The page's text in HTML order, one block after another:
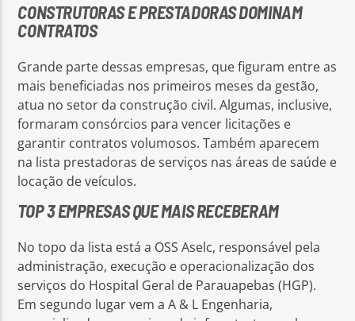
CONSTRUTORAS E PRESTADORAS DOMINAM
CONTRATOS
Grande parte dessas empresas, que figuram entre as
mais beneficiadas nos primeiros meses da gestão,
atua no setor da construção civil. Algumas, inclusive,
formaram consórcios para vencer licitações e
garantir contratos volumosos. Também aparecem
na lista prestadoras de serviços nas áreas de saúde e
locação de veículos.
TOP 3 EMPRESAS QUE MAIS RECEBERAM
No topo da lista está a OSS Aselc, responsável pela
administração, execução e operacionalização dos
serviços do Hospital Geral de Parauapebas (HGP).
Em segundo lugar vem a A & L Engenharia,